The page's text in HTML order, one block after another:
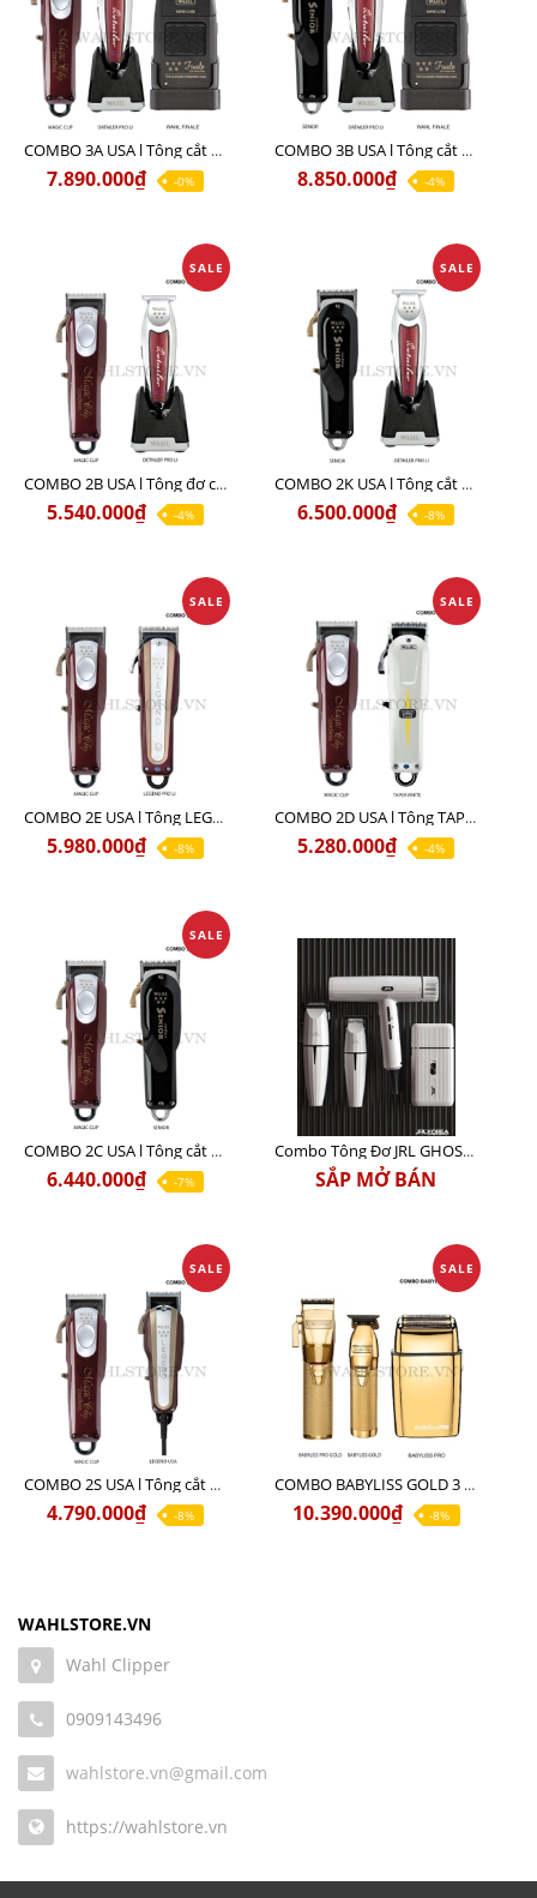
COMBO 3A USA l Tông cắt MAGIC + Tông viền DETAILER PRO LI + Cạo khô FINALE
7.890.000₫ -0%
COMBO 3B USA l Tông cắt SENIOR + Tông viền DETAILER PRO LI + Cạo khô FINALE
8.850.000₫ -4%
SALE
COMBO 2B USA l Tông đơ cắt Magic clip Red + Tông đơ viền Detailer Pro Li
5.540.000₫ -4%
SALE
COMBO 2K USA l Tông cắt SENIOR +Tông viền DETAILER PRO LI
6.500.000₫ -8%
SALE
COMBO 2E USA l Tông LEGEND PRO LI + Tông MAGIC CLIP
5.980.000₫ -8%
SALE
COMBO 2D USA l Tông TAPER WHITE + Tông MAGIC CLIP
5.280.000₫ -4%
SALE
COMBO 2C USA l Tông cắt Senior + Tông cắt Magic clip
6.440.000₫ -7%
Combo Tông Đơ JRL GHOST 3 Limited Edition Chính Hãng USA
SẮP MỞ BÁN
SALE
COMBO 2S USA l Tông cắt LEGEND USA CÓ DÂY 220V + Tông pin MAGIC CLIP
4.790.000₫ -8%
SALE
COMBO BABYLISS GOLD 3 cao cấp chính hãng
10.390.000₫ -8%
WAHLSTORE.VN
Wahl Clipper
0909143496
wahlstore.vn@gmail.com
https://wahlstore.vn